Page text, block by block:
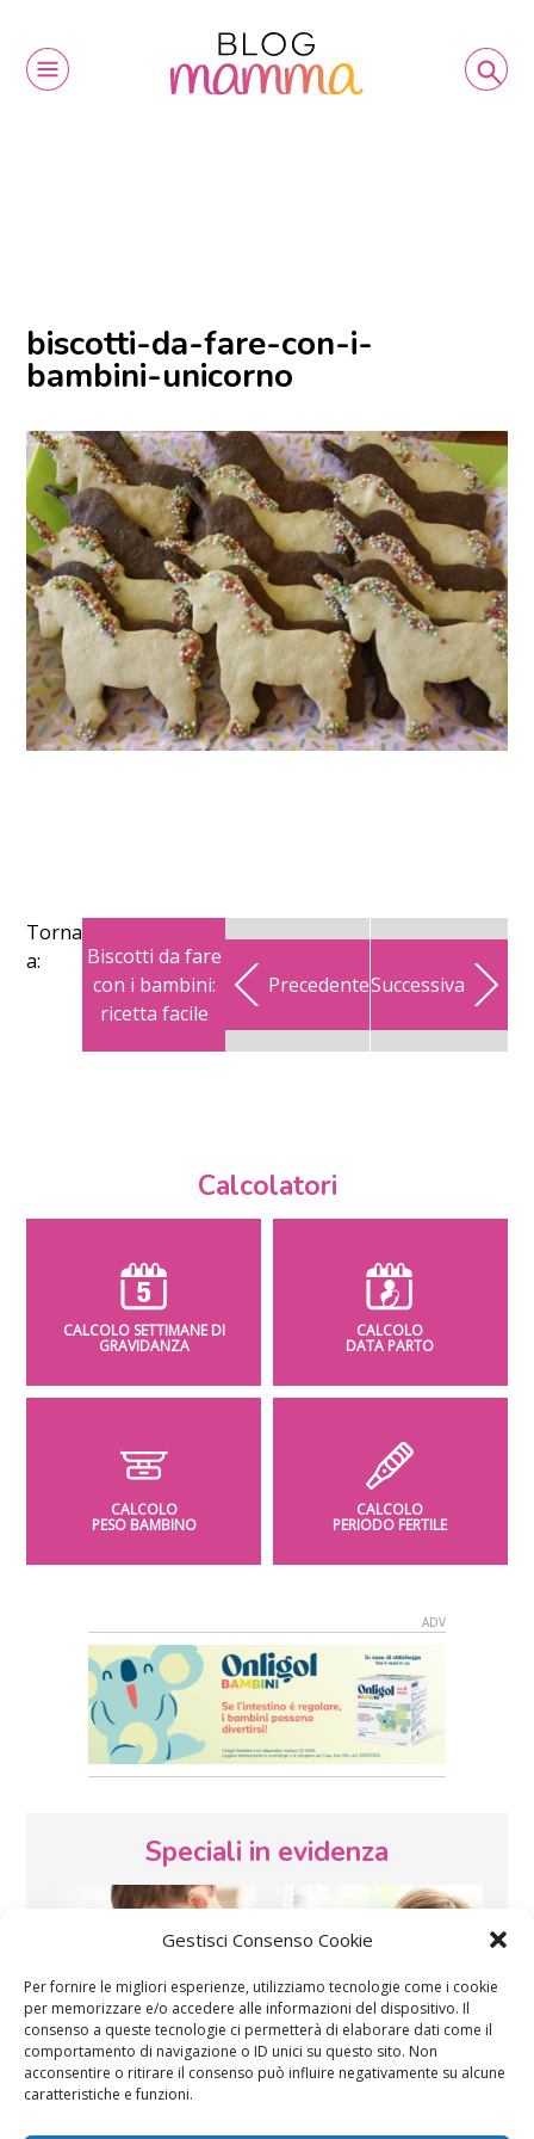
Gestisci Consenso Cookie
Per fornire le migliori esperienze, utilizziamo tecnologie come i cookie
per memorizzare e/o accedere alle informazioni del dispositivo. Il
consenso a queste tecnologie ci permetterà di elaborare dati come il
comportamento di navigazione o ID unici su questo sito. Non
acconsentire o ritirare il consenso può influire negativamente su alcune
caratteristiche e funzioni.
biscotti-da-fare-con-i-
bambini-unicorno
Torna
a:
Biscotti da fare
con i bambini:
ricetta facile
PrecedenteSuccessiva
Calcolatori
CALCOLO SETTIMANE DI
GRAVIDANZA
CALCOLO
DATA PARTO
CALCOLO
PESO BAMBINO
CALCOLO
PERIODO FERTILE
Speciali in evidenza
Vaccini SOS Pediatra